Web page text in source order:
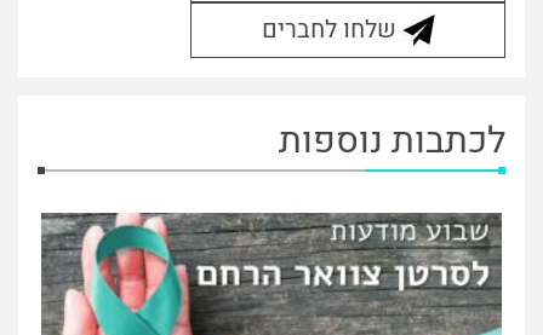
שלחו לחברים
לכתבות נוספות